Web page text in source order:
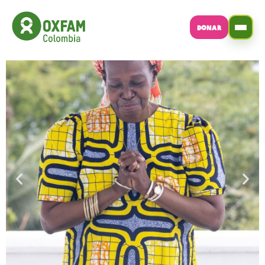
DONAR